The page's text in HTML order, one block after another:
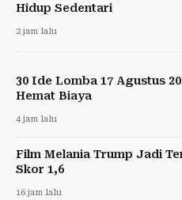
Hidup Sedentari
2 jam lalu
30 Ide Lomba 17 Agustus
Hemat Biaya
4 jam lalu
Film Melania Trump Jadi
Skor 1,6
16 jam lalu